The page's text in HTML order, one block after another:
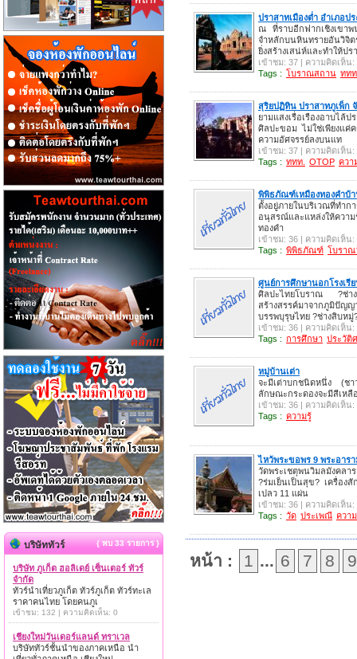
ปราสาทเมืองต่ำ อำเภอป
ณ ที่ราบอีกฟากเชิงเขา
จำหลักบนหินทรายอันวิจิต
ยิ่งสร้างเสน่ห์และทำให้ปร
เข้าชม: 37 | ความคิดเห็น:
Tags : โบราณสถาน ทท
สุริยปฏิทิน ปราสาทภูเพ็ก
ยามแสงเรื่อเรืองอาบไล้
ศิลปะขอม ไม่ใช่เพียงแค่
ความอัศจรรย์ลงบนแท
เข้าชม: 37 | ความคิดเห็น:
Tags : ททท. OTOP ควา
พิพิธภัณฑ์เหมืองทองคำบ้
ตั้งอยู่ภายในบริเวณที่ทำ
อนุสรณ์และแหล่งให้ความ
ทองคำ
เข้าชม: 36 | ความคิดเห็น:
Tags : พิพิธภัณฑ์ โบราณ
ศูนย์การศึกษานอกโรงเรี
ศิลปะไทยโบราณ ?ช่า
สร้างสรรค์มาจากภูมิปัญ
บรรพบุรุษไทย ?ช่างสิบหมู่
เข้าชม: 36 | ความคิดเห็น:
Tags : การศึกษา ประวัติ
หมู่บ้านเต่า
จะมีเต่าบกชนิดหนึ่ง (ชา
ลักษณะกระดองจะมีสีเห
เข้าชม: 36 | ความคิดเห็น:
Tags : ความรู้
ไหว้พระขอพร 9 พระอาร
วัดพระเชตุพนวิมลมังคล
?ร่มเย็นเป็นสุข? เครื่อง
เปลว 11 แผ่น
เข้าชม: 36 | ความคิดเห็น:
Tags : วัด ประเพณี ควา
หน้า : 1 ... 6 7 8 9
บริษัททัวร์ { พบ 33 รายการ }
บริษัท ภูเก็ต ฮอลิเดย์ เซ็นเตอร์ ทัวร์
จำกัด
ทัวร์นำเที่ยวภูเก็ต ทัวร์ภูเก็ต ทัวร์ทะเล
ราคาคนไทย โดยคนภูเ
เข้าชม: 132 | ความคิดเห็น: 0
เชียงใหม่วันเดอร์แลนด์ ทราเวล
บริษัททัวร์ชั้นนำของภาคเหนือ นำ